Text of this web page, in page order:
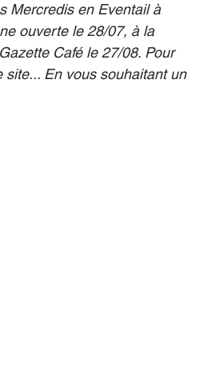
Mercredis en Eventail à
ouverte le 28/07, à la
Café le 27/08. Pour
En vous souhaitant un